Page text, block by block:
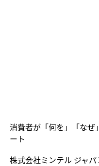
消費者が「何を」「なぜ
ート
株式会社ミンテル ジャパ